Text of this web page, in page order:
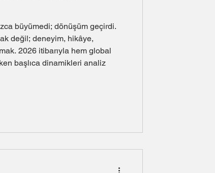
büyümedi; dönüşüm geçirdi.
değil; deneyim, hikâye,
2026 itibarıyla hem global
başlıca dinamikleri analiz